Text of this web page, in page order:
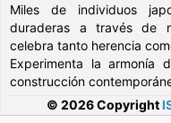
Miles de individuos
duraderas a través de
celebra tanto herencia
Experimenta la armonía
construcción
© 2026 Copyright